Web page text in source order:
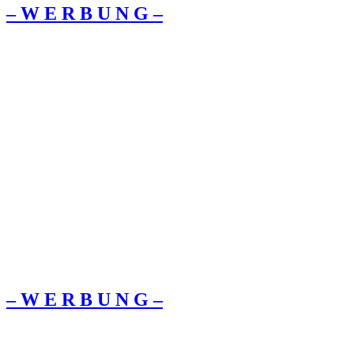
– W Ε R Β U Ν G –
– W Ε R Β U Ν G –